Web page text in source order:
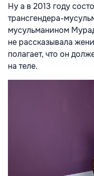
Ну а в 2013 году
трансгендера-
мусульманином
не рассказывала
полагает, что он
на теле.